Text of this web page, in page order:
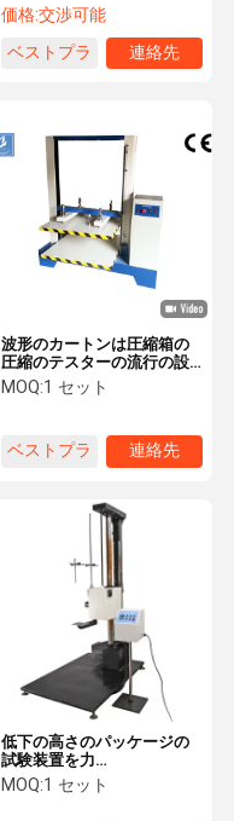
価格:交渉可能
ベストプラ
連絡先
波形のカートンは圧縮箱の
圧縮のテスターの流行の設
計に抵抗します
MOQ:1 セット
ベストプラ
連絡先
低下の高さのパッケージの
試験装置を力
AC220V/50Hzの
400~1500のMmカートン
MOQ:1 セット